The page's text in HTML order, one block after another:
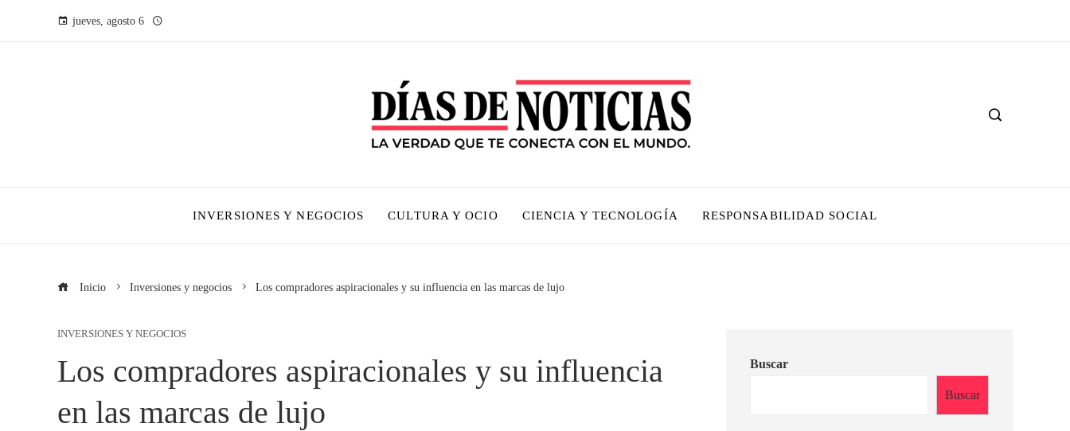
jueves, agosto 6
INVERSIONES Y NEGOCIOS CULTURA Y OCIO CIENCIA Y TECNOLOGÍA RESPONSABILIDAD SOCIAL
Inicio Inversiones y negocios Los compradores aspiracionales y su influencia en las marcas de lujo
INVERSIONES Y NEGOCIOS
Los compradores aspiracionales y su influencia
en las marcas de lujo
Buscar
Buscar